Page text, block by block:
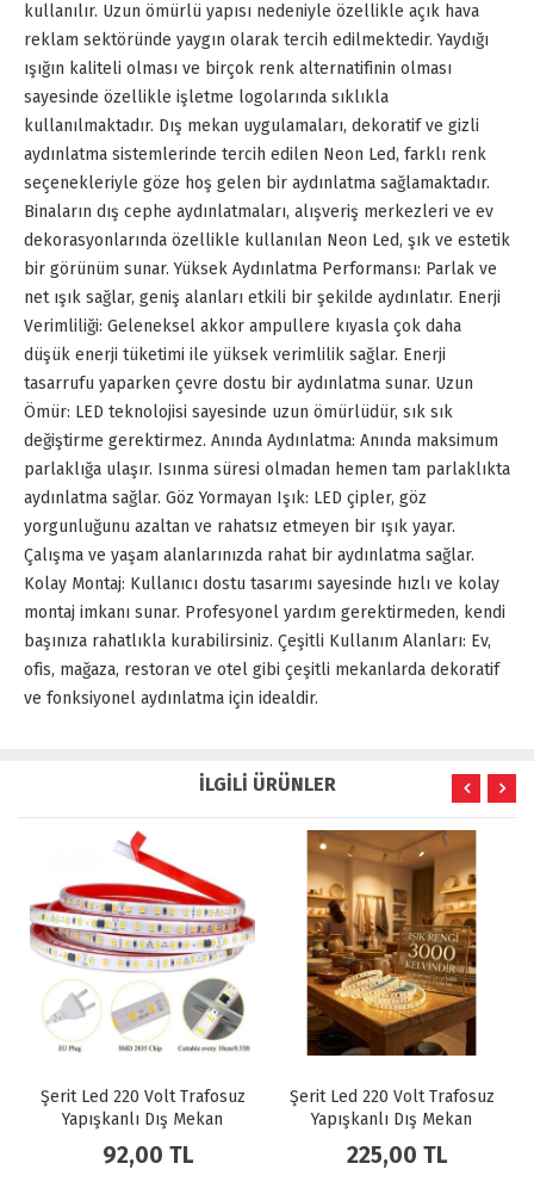
kullanılır. Uzun ömürlü yapısı nedeniyle özellikle açık hava
reklam sektöründe yaygın olarak tercih edilmektedir. Yaydığı
ışığın kaliteli olması ve birçok renk alternatifinin olması
sayesinde özellikle işletme logolarında sıklıkla
kullanılmaktadır. Dış mekan uygulamaları, dekoratif ve gizli
aydınlatma sistemlerinde tercih edilen Neon Led, farklı renk
seçenekleriyle göze hoş gelen bir aydınlatma sağlamaktadır.
Binaların dış cephe aydınlatmaları, alışveriş merkezleri ve ev
dekorasyonlarında özellikle kullanılan Neon Led, şık ve estetik
bir görünüm sunar. Yüksek Aydınlatma Performansı: Parlak ve
net ışık sağlar, geniş alanları etkili bir şekilde aydınlatır. Enerji
Verimliliği: Geleneksel akkor ampullere kıyasla çok daha
düşük enerji tüketimi ile yüksek verimlilik sağlar. Enerji
tasarrufu yaparken çevre dostu bir aydınlatma sunar. Uzun
Ömür: LED teknolojisi sayesinde uzun ömürlüdür, sık sık
değiştirme gerektirmez. Anında Aydınlatma: Anında maksimum
parlaklığa ulaşır. Isınma süresi olmadan hemen tam parlaklıkta
aydınlatma sağlar. Göz Yormayan Işık: LED çipler, göz
yorgunluğunu azaltan ve rahatsız etmeyen bir ışık yayar.
Çalışma ve yaşam alanlarınızda rahat bir aydınlatma sağlar.
Kolay Montaj: Kullanıcı dostu tasarımı sayesinde hızlı ve kolay
montaj imkanı sunar. Profesyonel yardım gerektirmeden, kendi
başınıza rahatlıkla kurabilirsiniz. Çeşitli Kullanım Alanları: Ev,
ofis, mağaza, restoran ve otel gibi çeşitli mekanlarda dekoratif
ve fonksiyonel aydınlatma için idealdir.
İLGİLİ ÜRÜNLER
Şerit Led 220 Volt Trafosuz
Yapışkanlı Dış Mekan
Amber Işık Fiş + 1 Metre
CT-4477
92,00 TL
Şerit Led 220 Volt Trafosuz
Yapışkanlı Dış Mekan
Günışığı Işık Fiş + 3 Metre
CT-4476
225,00 TL